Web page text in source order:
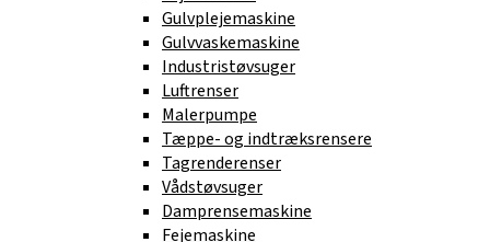
Gulvplejemaskine
Gulvvaskemaskine
Industristøvsuger
Luftrenser
Malerpumpe
Tæppe- og indtræksrensere
Tagrenderenser
Vådstøvsuger
Damprensemaskine
Fejemaskine